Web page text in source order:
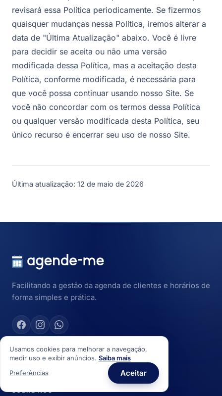
revisará essa Política periodicamente. Se fizermos
quaisquer mudanças nessa Política, iremos alterar a
data de "Última Atualização" abaixo. Você é livre
para decidir se aceita ou não uma versão
modificada dessa Política, mas a aceitação desta
Política, conforme modificada, é necessária para
que você possa continuar usando nosso Site. Se
você não concordar com os termos dessa Política
ou qualquer versão modificada desta Política, seu
único recurso é encerrar seu uso de nosso Site.
Última atualização: 12 de maio de 2026
Facilitando a gestão da agenda de clientes e horários de
forma simples e prática.
Download via
Google Play
Usamos cookies para melhorar a navegação,
medir uso e exibir anúncios. Saiba mais
Preferências
Aceitar